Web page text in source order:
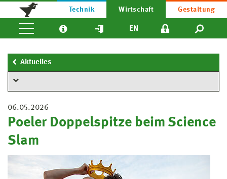
Technik Wirtschaft Gestaltung
EN
Aktuelles
06.05.2026
Poeler Doppelspitze beim Science
Slam